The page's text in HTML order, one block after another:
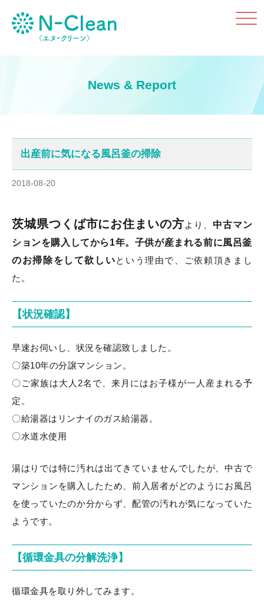
Click
News & Report
出産前に気になる風呂釜の掃除
2018-08-20
茨城県つくば市にお住まいの方より、 中古マン
ションを購入してから1年。子供が産まれる前に風呂釜
のお掃除をして欲しいという理由で、ご依頼頂きまし
た。
【状況確認】
早速お伺いし、状況を確認致しました。
〇築10年の分譲マンション。
〇ご家族は大人2名で、来月にはお子様が一人産まれる予
定。
〇給湯器はリンナイのガス給湯器。
〇水道水使用
湯はりでは特に汚れは出てきていませんでしたが、中古で
マンションを購入したため、前入居者がどのようにお風呂
を使っていたのか分からず、配管の汚れが気になっていた
ようです。
【循環金具の分解洗浄】
循環金具を取り外してみます。